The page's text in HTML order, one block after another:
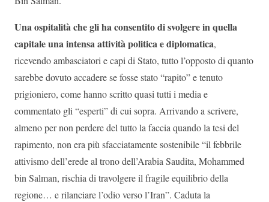
Una ospitalità che gli ha consentito di svolgere in quella
capitale una intensa attività politica e diplomatica,
ricevendo ambasciatori e capi di Stato, tutto l’opposto di quanto
sarebbe dovuto accadere se fosse stato “rapito” e tenuto
prigioniero, come hanno scritto quasi tutti i media e
commentato gli “esperti” di cui sopra. Arrivando a scrivere,
almeno per non perdere del tutto la faccia quando la tesi del
rapimento, non era più sfacciatamente sostenibile “il febbrile
attivismo dell’erede al trono dell’Arabia Saudita, Mohammed
bin Salman, rischia di travolgere il fragile equilibrio della
regione… e rilanciare l’odio verso l’Iran”. Caduta la